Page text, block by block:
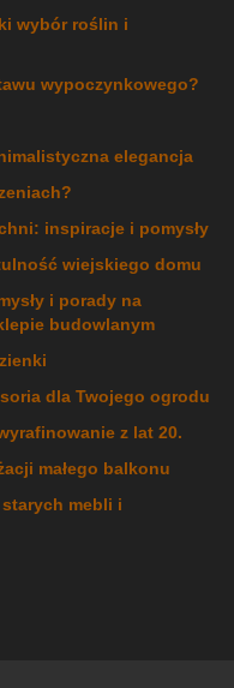
wybór roślin i
wypoczynkowego?
elegancja
inspiracje i pomysły
wiejskiego domu
i porady na
budowlanym
dla Twojego ogrodu
z lat 20.
małego balkonu
mebli i